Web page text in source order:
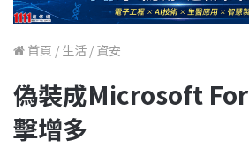
首頁 / 生活 / 資安
偽裝成Microsoft
擊增多